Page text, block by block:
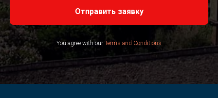
Отправить заявку
You agree with our Terms and Conditions